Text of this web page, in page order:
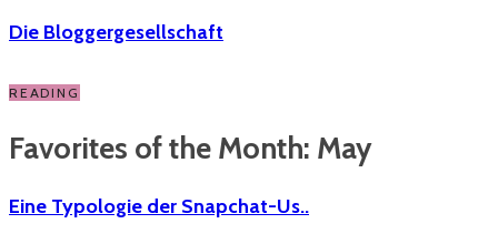
Die Bloggergesellschaft
READING
Favorites of the Month: May
Eine Typologie der Snapchat-Us..